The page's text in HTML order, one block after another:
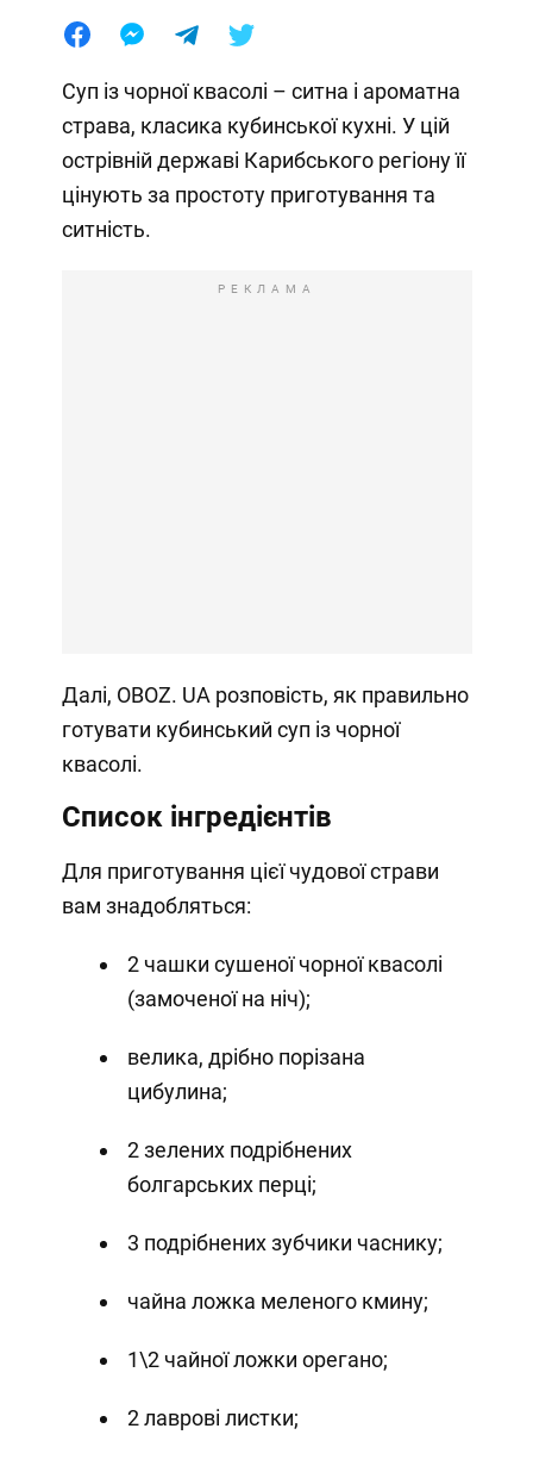
Суп із чорної квасолі – ситна і ароматна
страва, класика кубинської кухні. У цій
острівній державі Карибського регіону її
цінують за простоту приготування та
ситність.
РЕКЛАМА
Далі, OBOZ. UA розповість, як правильно
готувати кубинський суп із чорної
квасолі.
Список інгредієнтів
Для приготування цієї чудової страви
вам знадобляться:
2 чашки сушеної чорної квасолі
(замоченої на ніч);
велика, дрібно порізана
цибулина;
2 зелених подрібнених
болгарських перці;
3 подрібнених зубчики часнику;
чайна ложка меленого кмину;
1\2 чайної ложки орегано;
2 лаврові листки;